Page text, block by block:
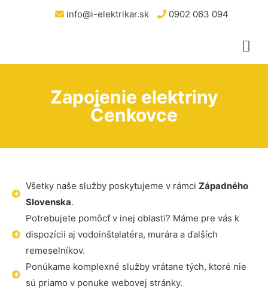
info@i-elektrikar.sk 0902 063 094
Zapojenie elektriny
Čenkovce
Všetky naše služby poskytujeme v rámci Západného
Slovenska.
Potrebujete pomôcť v inej oblasti? Máme pre vás k
dispozícii aj vodoinštalatéra, murára a ďalších
remeselníkov.
Ponúkame komplexné služby vrátane tých, ktoré nie
sú priamo v ponuke webovej stránky.